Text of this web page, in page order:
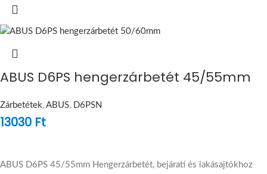
ABUS D6PS hengerzárbetét 45/55mm
Zárbetétek, ABUS, D6PSN
13030 Ft
ABUS D6PS 45/55mm Hengerzárbetét, bejárati és lakásajtókhoz